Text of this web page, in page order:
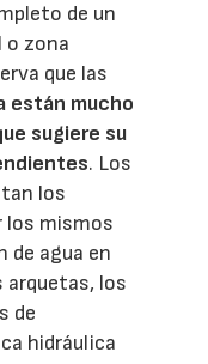
de un
o zona
que las
están mucho
sugiere su
. Los
los
los mismos
de agua en
arquetas, los
de
hidráulica